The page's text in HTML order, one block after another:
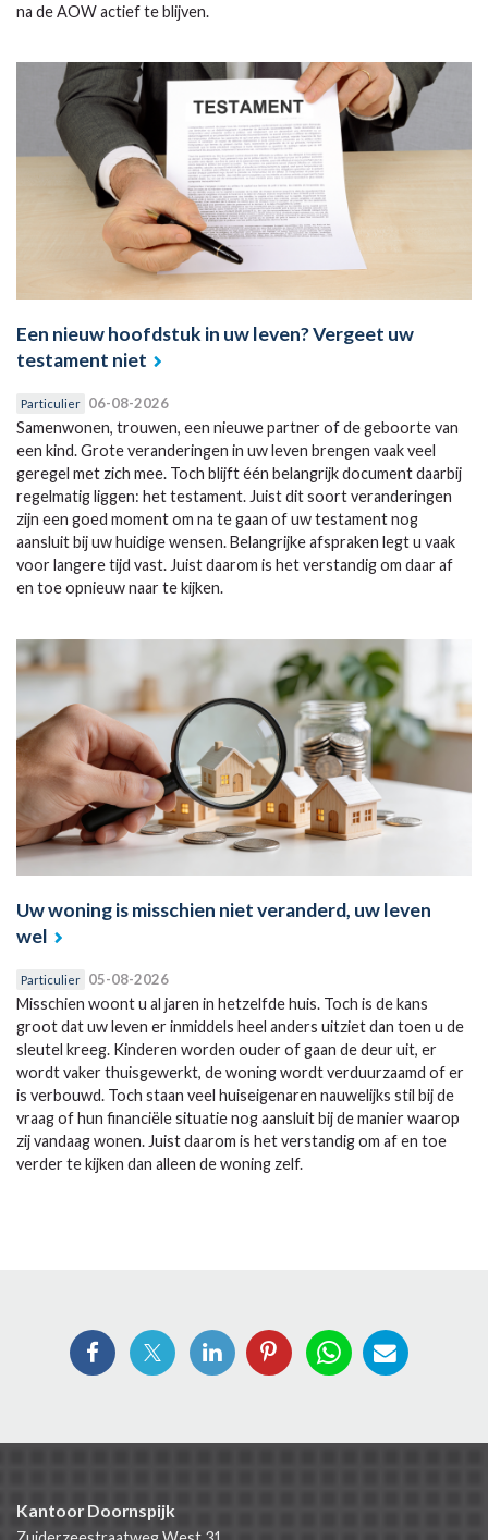
na de AOW actief te blijven.
Een nieuw hoofdstuk in uw leven? Vergeet uw
testament niet
Particulier 06-08-2026
Samenwonen, trouwen, een nieuwe partner of de geboorte van
een kind. Grote veranderingen in uw leven brengen vaak veel
geregel met zich mee. Toch blijft één belangrijk document daarbij
regelmatig liggen: het testament. Juist dit soort veranderingen
zijn een goed moment om na te gaan of uw testament nog
aansluit bij uw huidige wensen. Belangrijke afspraken legt u vaak
voor langere tijd vast. Juist daarom is het verstandig om daar af
en toe opnieuw naar te kijken.
Uw woning is misschien niet veranderd, uw leven
wel
Particulier 05-08-2026
Misschien woont u al jaren in hetzelfde huis. Toch is de kans
groot dat uw leven er inmiddels heel anders uitziet dan toen u de
sleutel kreeg. Kinderen worden ouder of gaan de deur uit, er
wordt vaker thuisgewerkt, de woning wordt verduurzaamd of er
is verbouwd. Toch staan veel huiseigenaren nauwelijks stil bij de
vraag of hun financiële situatie nog aansluit bij de manier waarop
zij vandaag wonen. Juist daarom is het verstandig om af en toe
verder te kijken dan alleen de woning zelf.
Kantoor Doornspijk